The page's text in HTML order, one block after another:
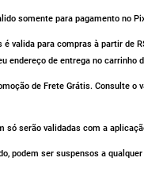
somente para pagamento no
valida para compras à partir de
endereço de entrega no carrinho
de Frete Grátis. Consulte o
só serão validadas com a
podem ser suspensos a